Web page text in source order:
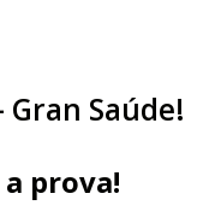
Saúde!
prova!